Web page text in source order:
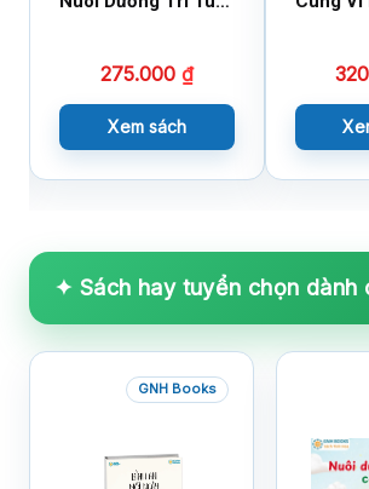
275.000 ₫
Xem sách
✦ Sách hay tuyển chọn dành
GNH Books